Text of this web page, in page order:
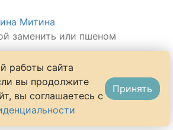
Митина
заменить или пшеном
работы сайта
вы продолжите
вы соглашаетесь с
Принять